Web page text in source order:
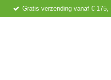
Gratis verzending vanaf € 175,-